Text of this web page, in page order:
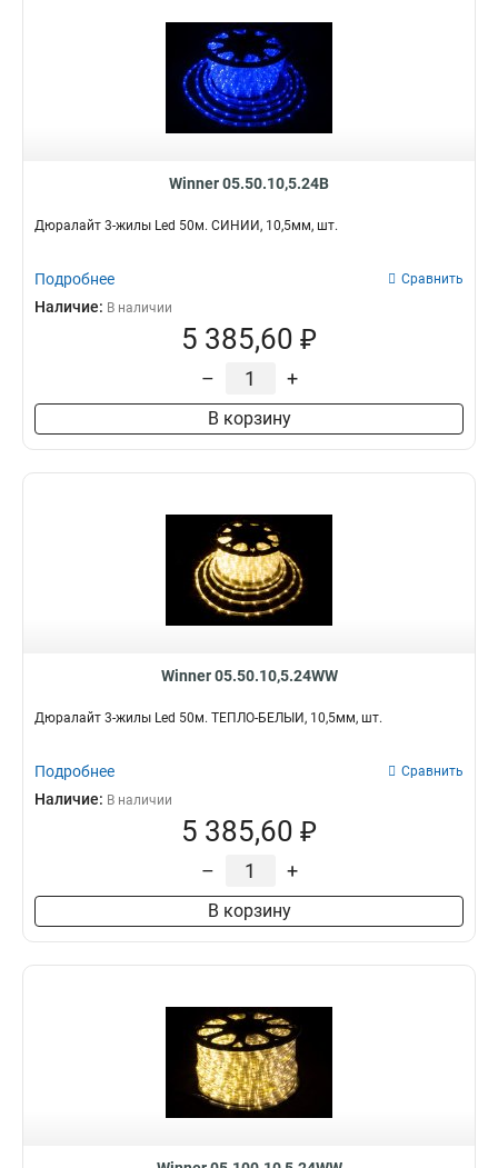
Winner 05.50.10,5.24B
Дюралайт 3-жилы Led 50м. СИНИЙ, 10,5мм, шт.
Подробнее Сравнить
Наличие: В наличии
5 385,60 ₽
– +
В корзину
Winner 05.50.10,5.24WW
Дюралайт 3-жилы Led 50м. ТЁПЛО-БЕЛЫЙ, 10,5мм, шт.
Подробнее Сравнить
Наличие: В наличии
5 385,60 ₽
– +
В корзину